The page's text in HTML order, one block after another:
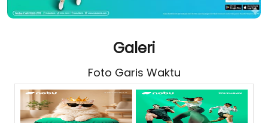
Galeri
Foto Garis Waktu